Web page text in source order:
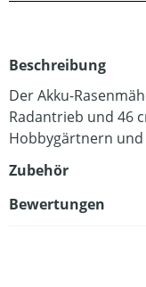
Beschreibung
Der Akku-
Radantrieb und 46
Hobbygärtnern
Zubehör
Bewertungen